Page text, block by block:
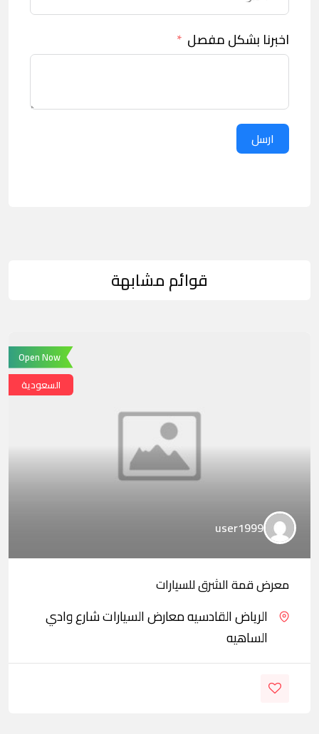
اخبرنا بشكل مفصل
ارسل
قوائم مشابهة
Open Now
السعودية
user1999
معرض قمة الشرق للسيارات
الرياض القادسيه معارض السيارات شارع وادي
الساهيه